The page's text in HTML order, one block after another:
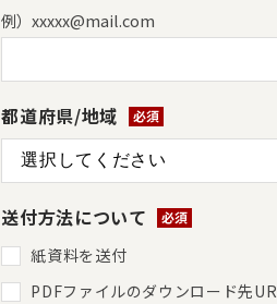
例）xxxxx@mail.com
都道府県/地域
送付方法について
紙資料を送付
PDFファイルのダウンロード先